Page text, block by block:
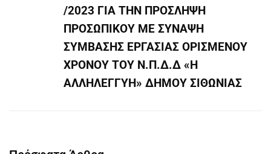
/2023 ΓΙΑ ΤΗΝ ΠΡΟΣΛΗΨΗ
ΠΡΟΣΩΠΙΚΟΥ ΜΕ ΣΥΝΑΨΗ
ΣΥΜΒΑΣΗΣ ΕΡΓΑΣΙΑΣ ΟΡΙΣΜΕΝΟΥ
ΧΡΟΝΟΥ ΤΟY Ν.Π.Δ.Δ «Η
ΑΛΛΗΛΕΓΓΥΗ» ΔΗΜΟΥ ΣΙΘΩΝΙΑΣ